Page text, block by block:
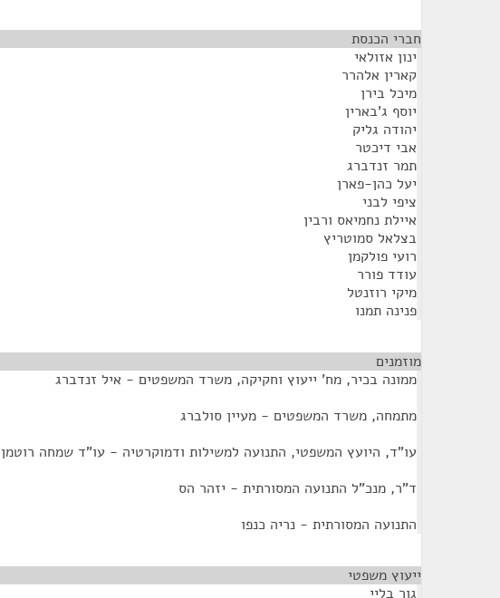
חברי הכנסת
ינון אזולאי
קארין אלהרר
מיכל בירן
יוסף ג'בארין
יהודה גליק
אבי דיכטר
תמר זנדברג
יעל כהן-פארן
ציפי לבני
איילת נחמיאס ורבין
בצלאל סמוטריץ
רועי פולקמן
עודד פורר
מיקי רוזנטל
פנינה תמנו
מוזמנים
ממונה בכיר, מח' ייעוץ וחקיקה, משרד המשפטים - איל זנדברג
מתמחה, משרד המשפטים - מעיין סולברג
עו"ד, היועץ המשפטי, התנועה למשילות ודמוקרטיה - עו"ד שמחה רוטמן
ד"ר, מנכ"ל התנועה המסורתית - יזהר הס
התנועה המסורתית - נריה כנפו
ייעוץ משפטי
גור בליי